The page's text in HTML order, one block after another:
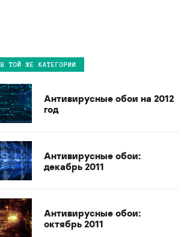
В ТОЙ ЖЕ КАТЕГОРИИ
Антивирусные обои на 2012
год
Антивирусные обои:
декабрь 2011
Антивирусные обои:
октябрь 2011